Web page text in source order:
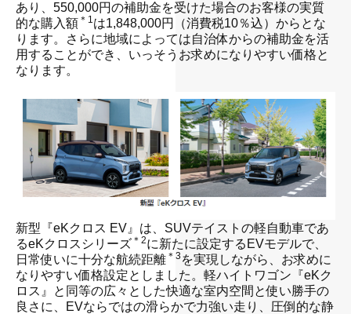
あり、550,000円の補助金を受けた場合のお客様の実質
的な購入額 ＊1は1,848,000円（消費税10％込）からとな
ります。さらに地域によっては自治体からの補助金を活
用することができ、いっそうお求めになりやすい価格と
なります。
新型『eKクロス EV』は、SUVテイストの軽自動車であ
るeKクロスシリーズ ＊2に新たに設定するEVモデルで、
日常使いに十分な航続距離 ＊3 を実現しながら、お求めに
なりやすい価格設定としました。軽ハイトワゴン『eKク
ロス』と同等の広々とした快適な室内空間と使い勝手の
良さに、EVならではの滑らかで力強い走り、圧倒的な静